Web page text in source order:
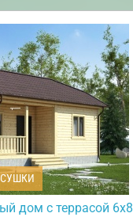
дом с террасой 6х8